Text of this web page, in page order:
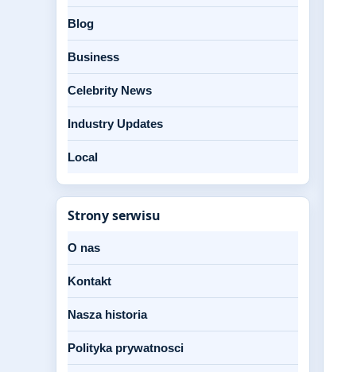
Blog
Business
Celebrity News
Industry Updates
Local
Strony serwisu
O nas
Kontakt
Nasza historia
Polityka prywatnosci